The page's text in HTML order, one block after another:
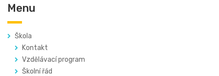
Menu
Škola
Kontakt
Vzdělávací program
Školní řád